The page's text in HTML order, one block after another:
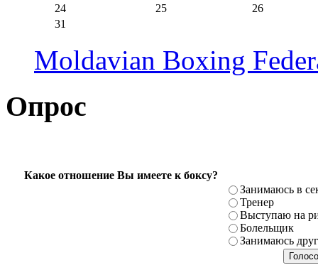
24
25
26
31
Moldavian Boxing
Опрос
Какое отношение Вы имеете к боксу?
Занимаюсь в
Тренер
Выступаю на
Болельщик
Занимаюсь